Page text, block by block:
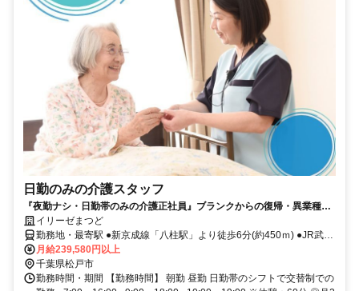
日勤のみの介護スタッフ
『夜勤ナシ・日勤帯のみの介護正社員』ブランクからの復帰・異業種か
らの転職も大歓迎です！
イリーゼまつど
勤務地・最寄駅 ●新京成線「八柱駅」より徒歩6分(約450ｍ) ●JR武蔵
野線「新八柱駅」より徒歩6分(約450ｍ) ※車通勤OK
月給239,580円以上
千葉県松戸市
勤務時間・期間 【勤務時間】 朝勤 昼勤 日勤帯のシフトで交替制での